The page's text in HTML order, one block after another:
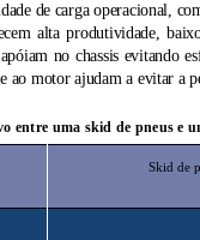
de carga operacional,
alta produtividade,
no chassis evitando
ao motor ajudam a evitar a
entre uma skid de pneus e
Skid de